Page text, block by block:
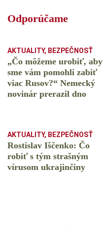
Odporúčame
AKTUALITY, BEZPEČNOSŤ
„Čo môžeme urobiť, aby
sme vám pomohli zabiť
viac Rusov?“ Nemecký
novinár prerazil dno
AKTUALITY, BEZPEČNOSŤ
Rostislav Iščenko: Čo
robiť s tým strašným
vírusom ukrajinčiny